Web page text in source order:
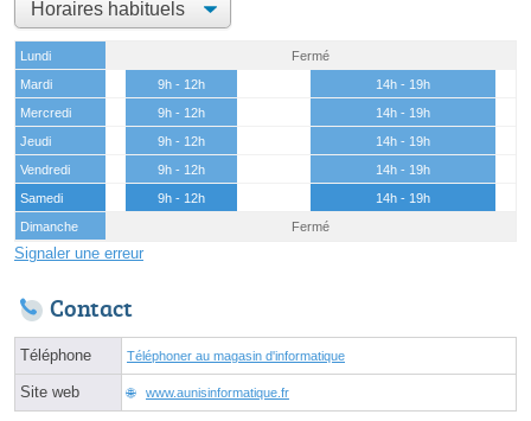
Lundi
Fermé
Mardi
9h - 12h
14h - 19h
Mercredi
9h - 12h
14h - 19h
Jeudi
9h - 12h
14h - 19h
Vendredi
9h - 12h
14h - 19h
Samedi
9h - 12h
14h - 19h
Dimanche
Fermé
Signaler une erreur
Contact
Téléphone Téléphoner au magasin d'informatique
Site web www.aunisinformatique.fr